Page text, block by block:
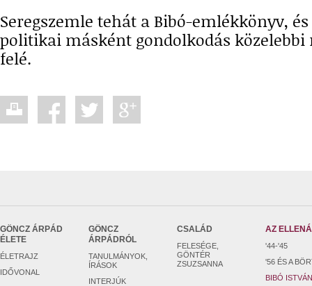
Seregszemle tehát a Bibó-emlékkönyv,
politikai másként gondolkodás
felé.
GÖNCZ ÁRPÁD
ÉLETE
ÉLETRAJZ
IDŐVONAL
GÖNCZ
ÁRPÁDRÓL
TANULMÁNYOK,
ÍRÁSOK
INTERJÚK
CSALÁD
FELESÉGE,
GÖNTÉR
ZSUZSANNA
AZ
'44-'45
'56 ÉS A
BIBÓ